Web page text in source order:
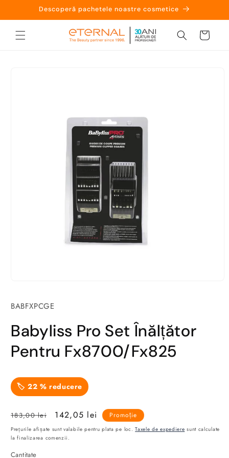
Descoperă pachetele noastre cosmetice
Coș
SKU:
BABFXPCGE
Babyliss Pro Set Înălțător
Pentru Fx8700/Fx825
🏷️22 % reducere
Preț
obișnuit
183,00 lei
Preț
redus
142,05 lei Promoție
Prețurile afișate sunt valabile pentru plata pe loc.Taxele de expediere sunt calculate
la finalizarea comenzii.
Cantitate